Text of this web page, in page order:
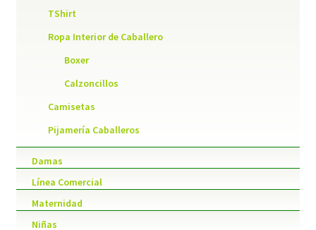
TShirt
Ropa Interior de Caballero
Boxer
Calzoncillos
Camisetas
Pijamería Caballeros
Damas
Línea Comercial
Maternidad
Niñas